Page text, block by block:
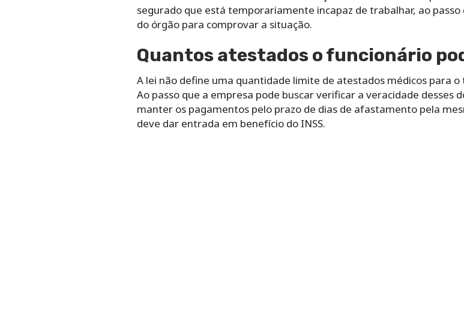
segurado que está temporariamente incapaz de trabalhar, ao
do órgão para comprovar a situação.
Quantos atestados o funcionário
A lei não define uma quantidade limite de atestados médicos para
Ao passo que a empresa pode buscar verificar a veracidade desses
manter os pagamentos pelo prazo de dias de afastamento pela
deve dar entrada em benefício do INSS.